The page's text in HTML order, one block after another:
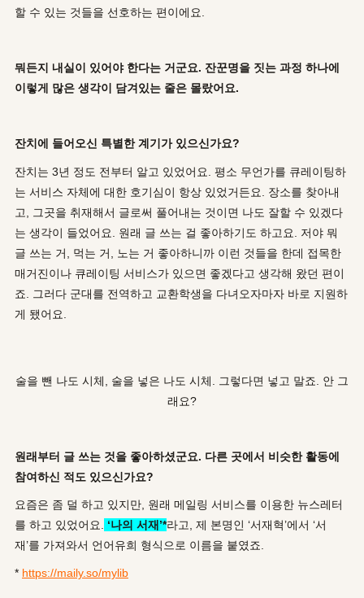
할 수 있는 것들을 선호하는 편이에요.
뭐든지 내실이 있어야 한다는 거군요. 잔꾼명을 짓는 과정 하나에
이렇게 많은 생각이 담겨있는 줄은 몰랐어요.
잔치에 들어오신 특별한 계기가 있으신가요?
잔치는 3년 정도 전부터 알고 있었어요. 평소 무언가를 큐레이팅하
는 서비스 자체에 대한 호기심이 항상 있었거든요. 장소를 찾아내
고, 그곳을 취재해서 글로써 풀어내는 것이면 나도 잘할 수 있겠다
는 생각이 들었어요. 원래 글 쓰는 걸 좋아하기도 하고요. 저야 뭐
글 쓰는 거, 먹는 거, 노는 거 좋아하니까 이런 것들을 한데 접목한
매거진이나 큐레이팅 서비스가 있으면 좋겠다고 생각해 왔던 편이
죠. 그러다 군대를 전역하고 교환학생을 다녀오자마자 바로 지원하
게 됐어요.
술을 뺀 나도 시체, 술을 넣은 나도 시체. 그렇다면 넣고 말죠. 안 그
래요?
원래부터 글 쓰는 것을 좋아하셨군요. 다른 곳에서 비슷한 활동에
참여하신 적도 있으신가요?
요즘은 좀 덜 하고 있지만, 원래 메일링 서비스를 이용한 뉴스레터
를 하고 있었어요.
‘나의 서재’*라고, 제 본명인 ‘서재혁’에서 ‘서
재’를 가져와서 언어유희 형식으로 이름을 붙였죠.
* https://maily.so/mylib